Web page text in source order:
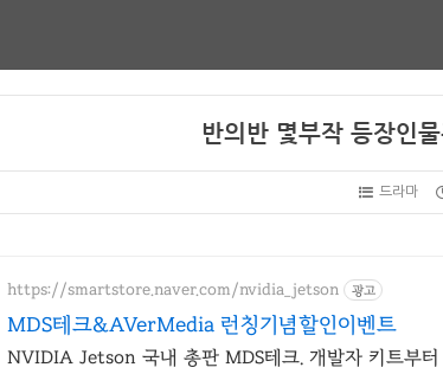
반의반 몇부작 등장인
드라마
https://smartstore.naver.com/nvidia_jetson 광고
MDS테크&AVerMedia 런칭기념할인이벤트
NVIDIA Jetson 국내 총판 MDS테크. 개발자 키트부터